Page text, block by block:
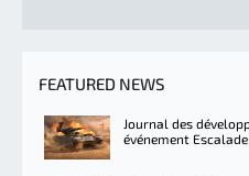
FEATURED NEWS
Journal des
événement Escalade